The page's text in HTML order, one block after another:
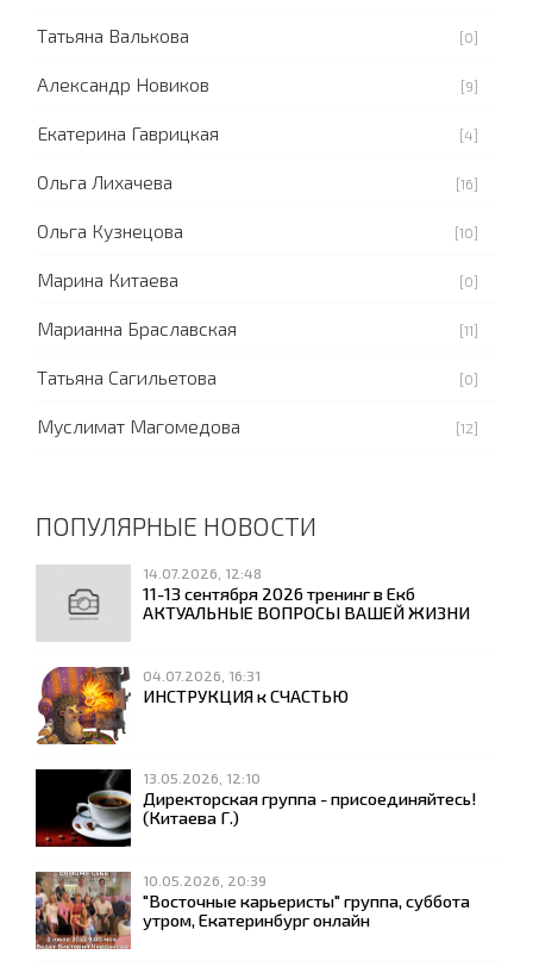
Татьяна Валькова [0]
Александр Новиков [9]
Екатерина Гаврицкая [4]
Ольга Лихачева [16]
Ольга Кузнецова [10]
Марина Китаева [0]
Марианна Браславская [11]
Татьяна Сагильетова [0]
Муслимат Магомедова [12]
ПОПУЛЯРНЫЕ НОВОСТИ
14.07.2026, 12:48
11-13 сентября 2026 тренинг в Екб
АКТУАЛЬНЫЕ ВОПРОСЫ ВАШЕЙ ЖИЗНИ
04.07.2026, 16:31
ИНСТРУКЦИЯ к СЧАСТЬЮ
13.05.2026, 12:10
Директорская группа - присоединяйтесь!
(Китаева Г.)
10.05.2026, 20:39
"Восточные карьеристы" группа, суббота
утром, Екатеринбург онлайн